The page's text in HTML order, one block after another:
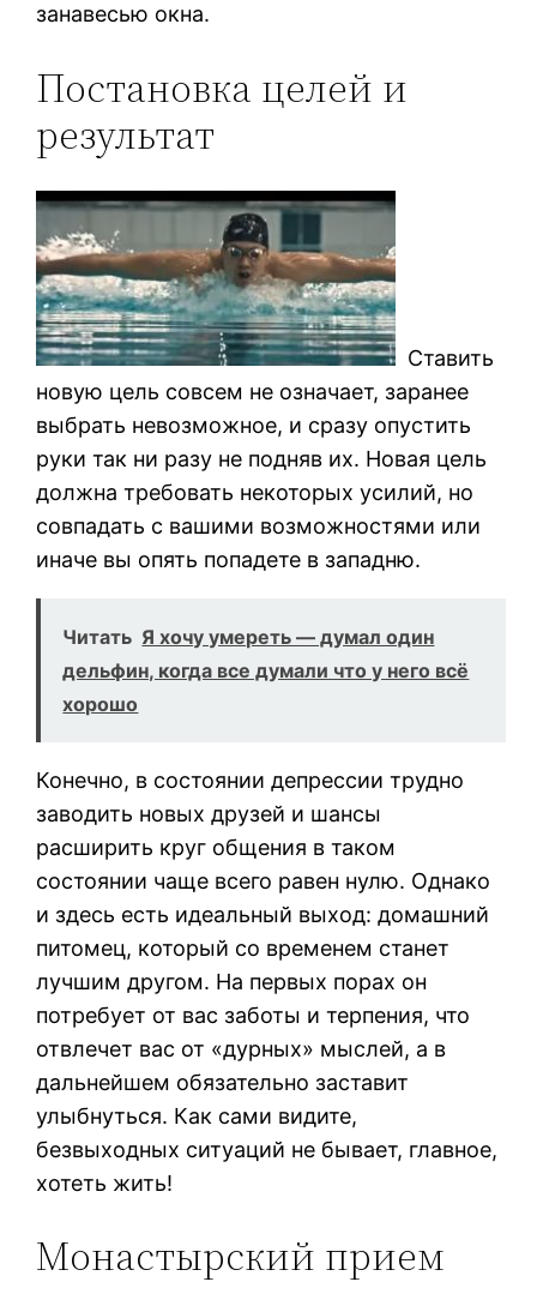
занавесью окна.
Постановка целей и
результат
Ставить
новую цель совсем не означает, заранее
выбрать невозможное, и сразу опустить
руки так ни разу не подняв их. Новая цель
должна требовать некоторых усилий, но
совпадать с вашими возможностями или
иначе вы опять попадете в западню.
Читать Я хочу умереть — думал один
дельфин, когда все думали что у него всё
хорошо
Конечно, в состоянии депрессии трудно
заводить новых друзей и шансы
расширить круг общения в таком
состоянии чаще всего равен нулю. Однако
и здесь есть идеальный выход: домашний
питомец, который со временем станет
лучшим другом. На первых порах он
потребует от вас заботы и терпения, что
отвлечет вас от «дурных» мыслей, а в
дальнейшем обязательно заставит
улыбнуться. Как сами видите,
безвыходных ситуаций не бывает, главное,
хотеть жить!
Монастырский прием